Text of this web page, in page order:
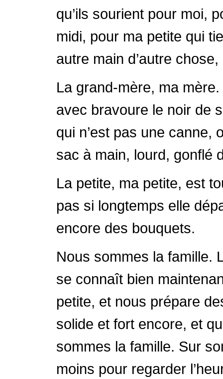
qu’ils sourient pour moi,
midi, pour ma petite qui
autre main d’autre
La grand-mère, ma
avec bravoure le noir de
qui n’est pas une canne,
sac à main, lourd, gonflé
La petite, ma petite, est
pas si longtemps elle
encore des bouquets.
Nous sommes la famille.
se connaît bien
petite, et nous prépare
solide et fort encore, et
sommes la famille. Sur
moins pour regarder